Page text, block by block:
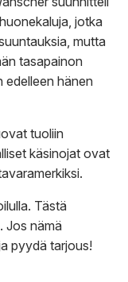
jotka
mutta
tasapainon
edelleen hänen
tuoliin
käsinojat ovat
Tästä
Jos nämä
pyydä tarjous!